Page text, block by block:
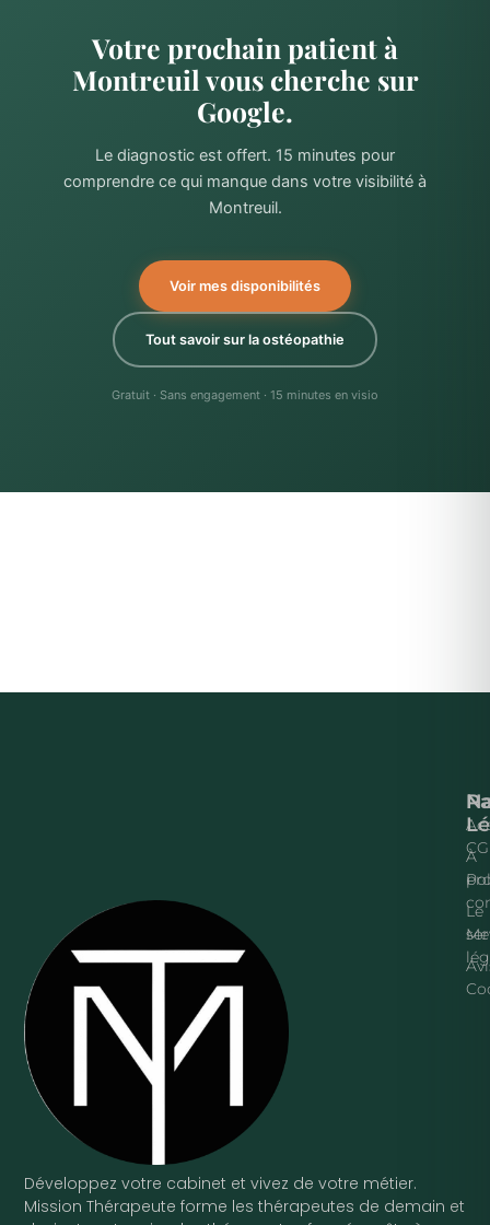
Votre prochain patient à
Montreuil vous cherche sur
Google.
Le diagnostic est offert. 15 minutes pour
comprendre ce qui manque dans votre visibilité à
Montreuil.
Voir mes disponibilités
Tout savoir sur la ostéopathie
Gratuit · Sans engagement · 15 minutes en visio
Développez votre cabinet et vivez de votre métier.
Mission Thérapeute forme les thérapeutes de demain et
À
Le